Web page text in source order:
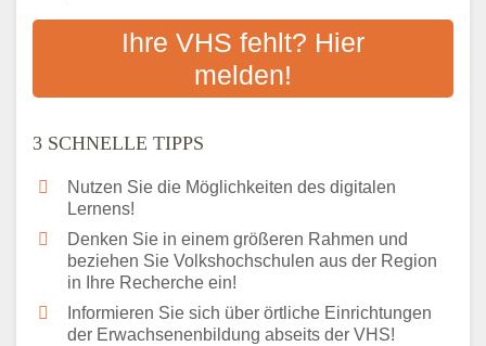
Checkliste: Darauf kommt es bei
Bildungsangeboten an
Das bundesweite Volkshochschulwesen
Ihre VHS fehlt? Hier
melden!
3 SCHNELLE TIPPS
Nutzen Sie die Möglichkeiten des digitalen
Lernens!
Denken Sie in einem größeren Rahmen und
beziehen Sie Volkshochschulen aus der Region
in Ihre Recherche ein!
Informieren Sie sich über örtliche Einrichtungen
der Erwachsenenbildung abseits der VHS!